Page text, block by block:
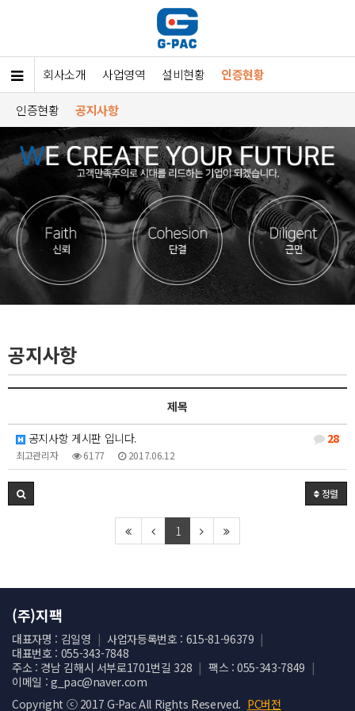
회사소개 사업영역 설비현황 인증현황
인증현황 공지사항
공지사항
제목
28
공지사항 게시판 입니다.
최고관리자 6177 2017.06.12
정렬
1
(주)지팩
대표자명 : 김일영 | 사업자등록번호 : 615-81-96379 |
대표번호 : 055-343-7848
주소 : 경남 김해시 서부로1701번길 328 | 팩스 : 055-343-7849 |
이메일 : g_pac@naver.com
Copyright ⓒ 2017 G-Pac All Rights Reserved. PC버전